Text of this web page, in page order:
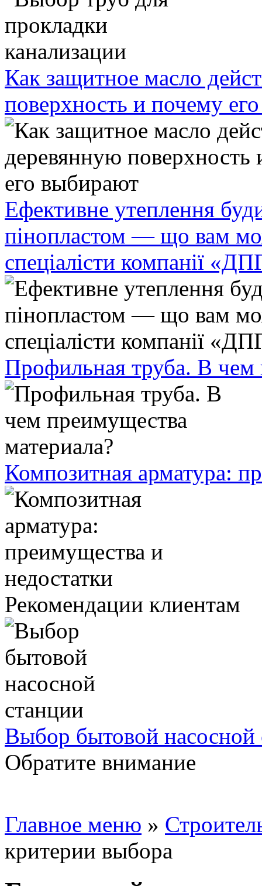
Как защитное масло
поверхность и почему
Ефективне утеплення
пінопластом — що вам
спеціалісти компанії
Профильная труба. В чем
Композитная арматура:
Рекомендации клиентам
Выбор бытовой насосной
Обратите внимание
Главное меню »
критерии выбора